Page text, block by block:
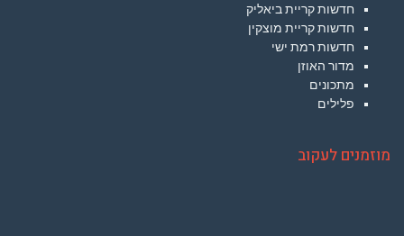
חדשות קריית ביאליק
חדשות קריית מוצקין
חדשות רמת ישי
מדור האוזן
מתכונים
פלילים
מוזמנים לעקוב